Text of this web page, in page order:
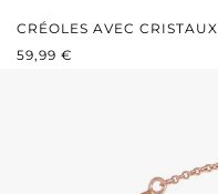
CRÉOLES AVEC CRISTAUX
PRIX RÉGULIER :
59,99 €